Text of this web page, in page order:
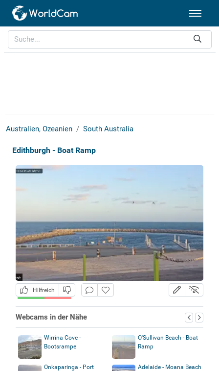
Australien, Ozeanien South Australia
Edithburgh - Boat Ramp
Hilfreich
Webcams in der Nähe
Wirrina Cove -
Bootsrampe
O'Sullivan Beach - Boat
Ramp
Onkaparinga - Port
Adelaide - Moana Beach